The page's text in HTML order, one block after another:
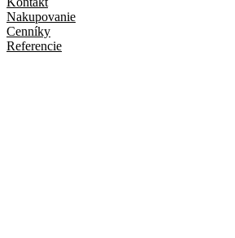
Nakupovanie
Cenníky
Referencie